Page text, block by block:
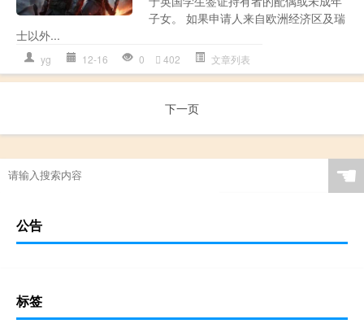
子女。 如果申请人来自欧洲经济区及瑞
士以外...
yg 12-16 0 402 文章列表
下一页
☚
公告
标签